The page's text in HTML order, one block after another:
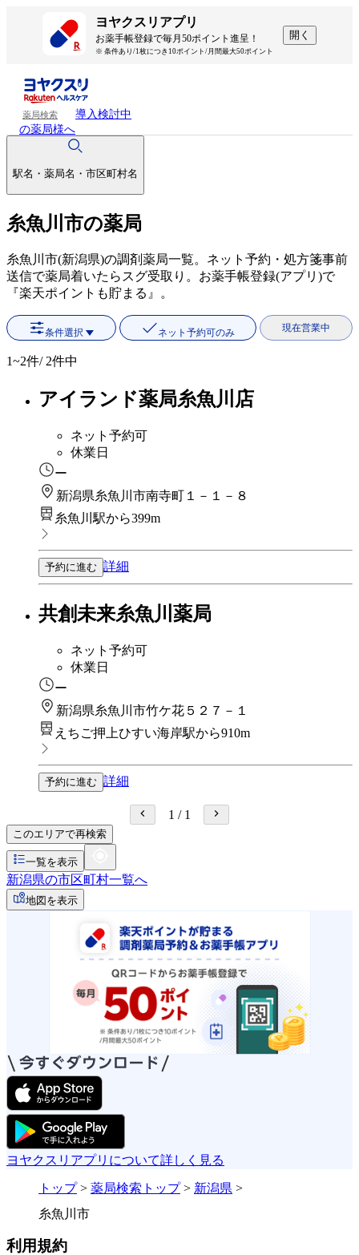
ヨヤクスリアプリ
お薬手帳登録で毎月50ポイント進呈！
※ 条件あり/1枚につき10ポイント/月間最大50ポイント
開く
薬局検索
導入検討中
の薬局様へ
駅名・薬局名・市区町村名
糸魚川市の薬局
糸魚川市(新潟県)の調剤薬局一覧。ネット予約・処方箋事前
送信で薬局着いたらスグ受取り。お薬手帳登録(アプリ)で
『楽天ポイントも貯まる』。
条件選択 ネット予約可のみ 現在営業中
1~2件/ 2件中
アイランド薬局糸魚川店
ネット予約可
休業日
ー
新潟県糸魚川市南寺町１－１－８
糸魚川駅から399m
予約に進む 詳細
共創未来糸魚川薬局
ネット予約可
休業日
ー
新潟県糸魚川市竹ケ花５２７－１
えちご押上ひすい海岸駅から910m
予約に進む 詳細
1 / 1
このエリアで再検索
一覧を表示
新潟県の市区町村一覧へ
地図を表示
ヨヤクスリアプリについて詳しく見る
トップ> 薬局検索トップ> 新潟県 >
糸魚川市
利用規約